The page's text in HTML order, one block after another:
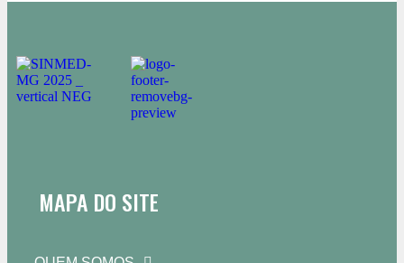
MAPA DO SITE